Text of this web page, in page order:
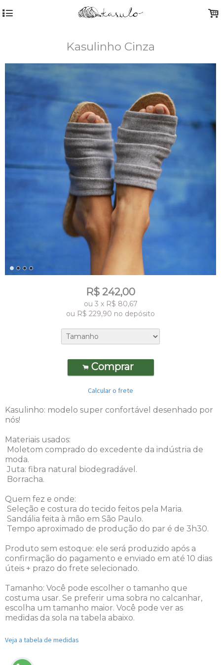
4 .
Kasulinho Cinza
R$ 242,00
ou 3 x R$ 80,67
ou R$ 229,90 no depósito
. Comprar
Calcular o frete
Kasulinho: modelo super confortável desenhado por
nós!
Materiais usados:
Moletom comprado do excedente da indústria de
moda.
Juta: fibra natural biodegradável.
Borracha.
Quem fez e onde:
Seleção e costura do tecido feitos pela Maria.
Sandália feita à mão em São Paulo.
Tempo aproximado de produção do par é de 3h30.
Produto sem estoque: ele será produzido após a
confirmação do pagamento e enviado em até 10 dias
úteis + prazo do frete selecionado.
Tamanho: Você pode escolher o tamanho que
costuma usar. Se preferir uma sobra no calcanhar,
escolha um tamanho maior. Você pode ver as
medidas da sola na tabela abaixo.
Veja a tabela de medidas